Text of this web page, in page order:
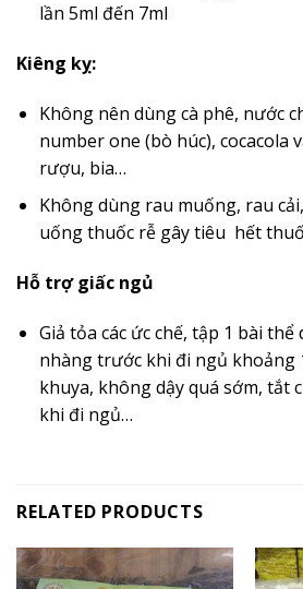
lần 5ml đến 7ml
Kiêng kỵ:
Không nên dùng cà phê, nước
number one (bò húc), cocacola
rượu, bia…
Không dùng rau muống, rau
uống thuốc rễ gây tiêu hết
Hỗ trợ giấc ngủ
Giả tỏa các ức chế, tập 1 bài
nhàng trước khi đi ngủ khoảng
khuya, không dậy quá sớm, tắt
khi đi ngủ…
RELATED PRODUCTS